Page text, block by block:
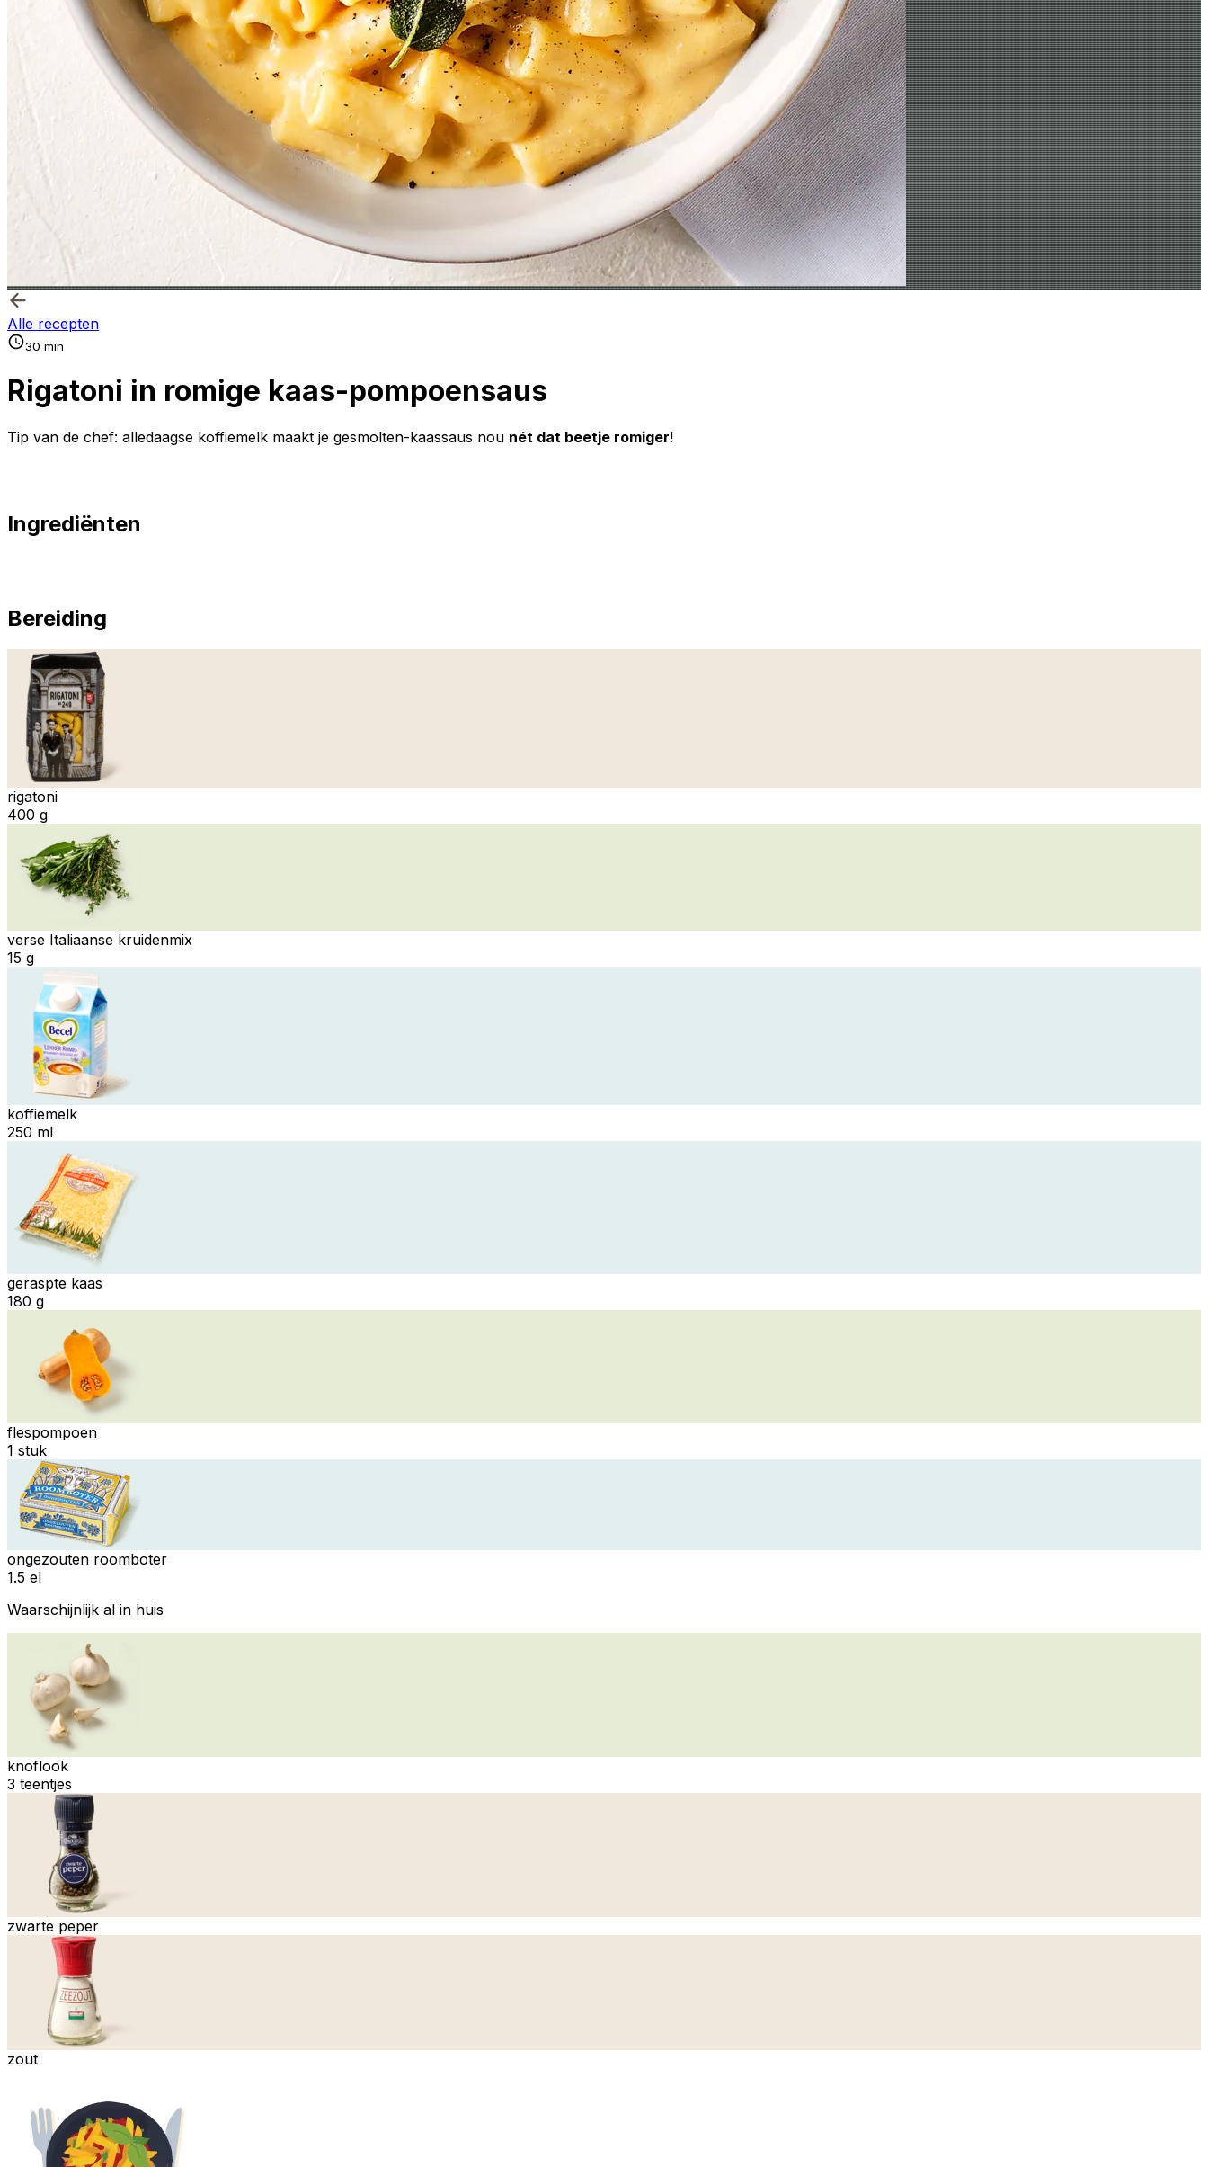
Alle recepten
30 min
Rigatoni in romige kaas-pompoensaus
Tip van de chef: alledaagse koffiemelk maakt je gesmolten-kaassaus nou nét dat beetje romiger!
Ingrediënten
Bereiding
rigatoni
400 g
verse Italiaanse kruidenmix
15 g
koffiemelk
250 ml
geraspte kaas
180 g
flespompoen
1 stuk
ongezouten roomboter
1.5 el
Waarschijnlijk al in huis
knoflook
3 teentjes
zwarte peper
zout